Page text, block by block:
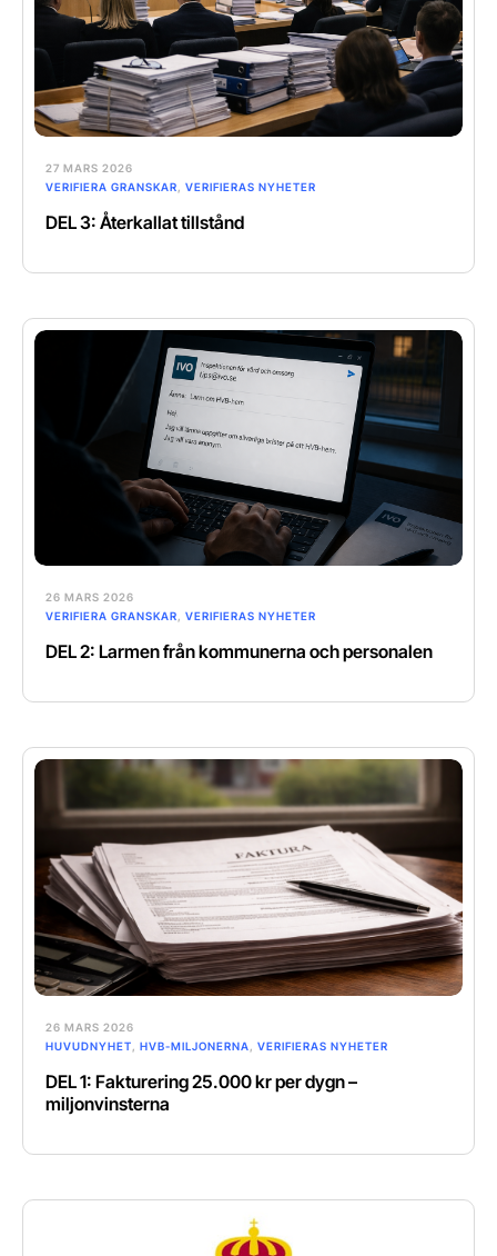
27 MARS 2026
VERIFIERA GRANSKAR
VERIFIERAS NYHETER
DEL 3: Återkallat tillstånd
26 MARS 2026
VERIFIERA GRANSKAR
VERIFIERAS NYHETER
DEL 2: Larmen från kommunerna och personalen
26 MARS 2026
HUVUDNYHET
HVB-MILJONERNA VERIFIERAS NYHETER
DEL 1: Fakturering 25.000 kr per dygn –
miljonvinsterna